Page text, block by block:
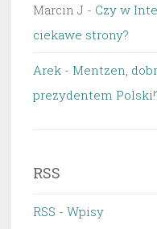
Marcin J - Czy w
ciekawe strony?
Arek - Mentzen,
prezydentem
RSS
RSS - Wpisy